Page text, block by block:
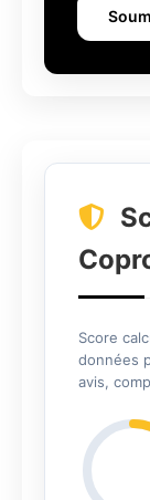
Score
données
avis,